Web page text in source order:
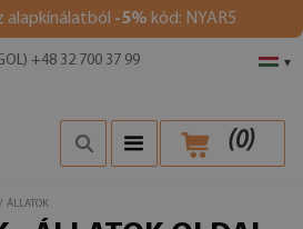
alapkínálatból -5% kód: NYAR5
▾
+48 32 700 37 99
(0)
/ ÁLLATOK